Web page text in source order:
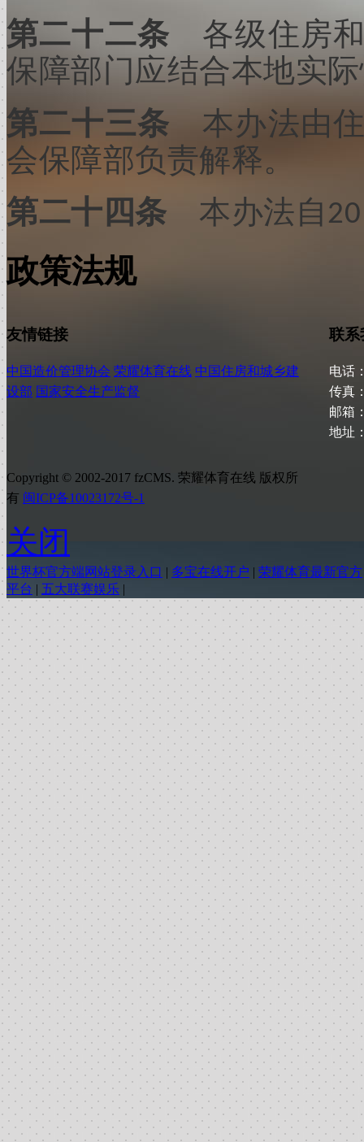
第二十二条 各级住房
保障部门应结合本地实
第二十三条 本办法由
会保障部负责解释。
第二十四条 本办法自
政策法规
友情链接
中国造价管理协会 荣耀体育在线 中国住房和城乡建
设部 国家安全生产监督
联系
电话
传真
邮箱
地址
Copyright © 2002-2017 fzCMS. 荣耀体育在线 版权所
有 闽ICP备10023172号-1
关闭
世界杯官方端网站登录入口 | 多宝在线开户 | 荣耀体育最新官方
平台 | 五大联赛娱乐 |